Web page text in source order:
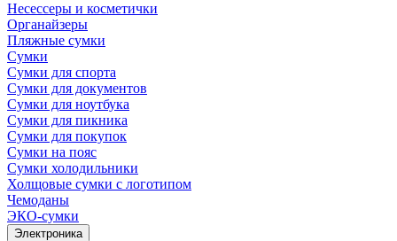
Несессеры и косметички
Органайзеры
Пляжные сумки
Сумки
Сумки для спорта
Сумки для документов
Сумки для ноутбука
Сумки для пикника
Сумки для покупок
Сумки на пояс
Сумки холодильники
Холщовые сумки с логотипом
Чемоданы
ЭКО-сумки
Электроника